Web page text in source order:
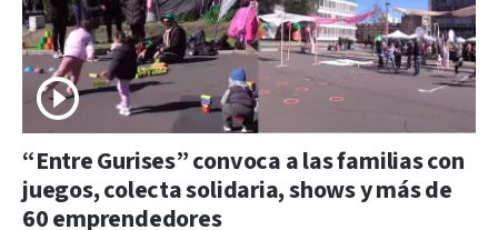
“Entre Gurises” convoca a las familias con
juegos, colecta solidaria, shows y más de
60 emprendedores